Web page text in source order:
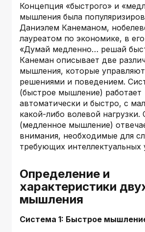
Концепция «быстрого» и
мышления была
Даниэлем Канеманом,
лауреатом по экономике, в
«Думай медленно… решай
Канеман описывает две
мышления, которые
решениями и поведением.
(быстрое мышление) работает
автоматически и быстро, с
какой-либо волевой нагрузки.
(медленное мышление)
внимания, необходимые для
требующих интеллектуальных
Определение и
характеристики
мышления
Система 1: Быстрое